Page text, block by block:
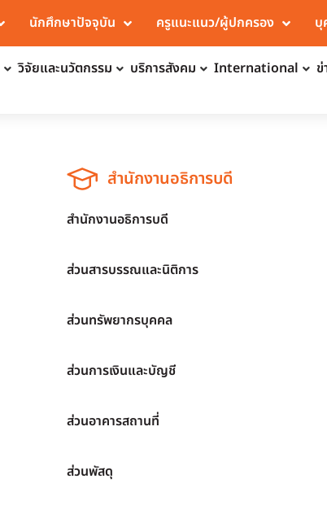
นักศึกษาปัจจุบัน ครูแนะแนว/ผู้ปกครอง บุ
วิจัยและนวัตกรรม บริการสังคม International
สำนักงานอธิการบดี
สำนักงานอธิการบดี
ส่วนสารบรรณและนิติการ
ส่วนทรัพยากรบุคคล
ส่วนการเงินและบัญชี
ส่วนอาคารสถานที่
ส่วนพัสดุ